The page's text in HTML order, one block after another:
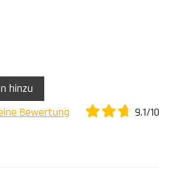
hinzu
Bewertung
9.1/10